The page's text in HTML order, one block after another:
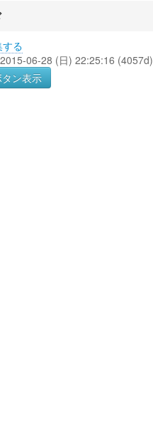
る
06-28 (日) 22:25:16 (4057d)
ン表示